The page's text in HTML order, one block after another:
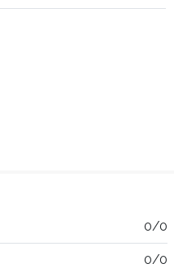
0/0
0/0